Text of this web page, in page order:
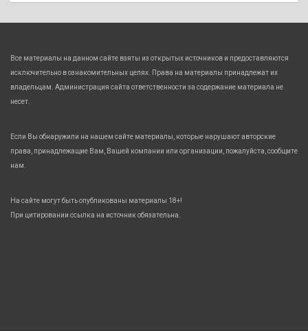
Все материалы на данном сайте взяты из открытых источников и предоставляются
исключительно в ознакомительных целях. Права на материалы принадлежат их
владельцам. Администрация сайта ответственности за содержание материала не
несет.
Если Вы обнаружили на нашем сайте материалы, которые нарушают авторские
права, принадлежащие Вам, Вашей компании или организации, пожалуйста, сообщите
нам.
На сайте могут быть опубликованы материалы 18+!
При цитировании ссылка на источник обязательна.